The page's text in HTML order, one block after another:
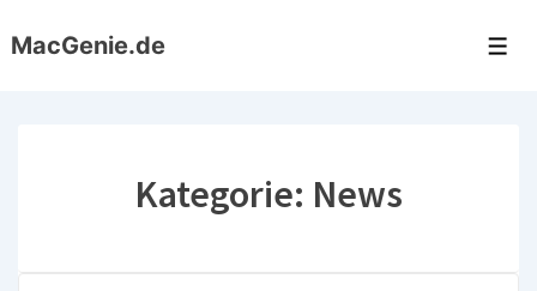
Zum
MacGenie.de
Kategorie: News